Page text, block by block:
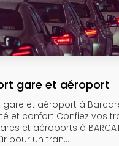
gare et aéroport
gare et aéroport à
et confort Confiez vos
et aéroports à
pour un tran...